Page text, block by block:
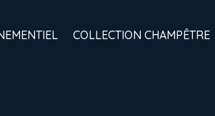
COLLECTION CHAMPÊTRE